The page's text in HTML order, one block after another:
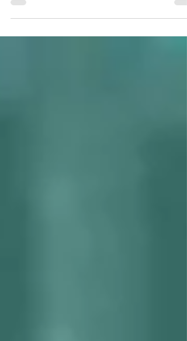
cuerpo en general, sea cual sea tu deporte